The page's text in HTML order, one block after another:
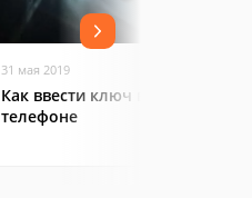
31 мая 2019
Как ввести ключ в Steam на
телефоне